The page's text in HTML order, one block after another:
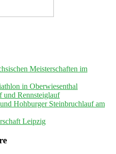
Meisterschaften im
in Oberwiesenthal
und Rennsteiglauf
Hohburger Steinbruchlauf am
Leipzig